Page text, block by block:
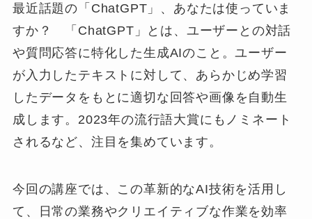
最近話題の「ChatGPT」、あなたは使っていま
すか？ 「ChatGPT」とは、ユーザーとの対話
や質問応答に特化した生成AIのこと。ユーザー
が入力したテキストに対して、あらかじめ学習
したデータをもとに適切な回答や画像を自動生
成します。2023年の流行語大賞にもノミネート
されるなど、注目を集めています。
今回の講座では、この革新的なAI技術を活用し
て、日常の業務やクリエイティブな作業を効率